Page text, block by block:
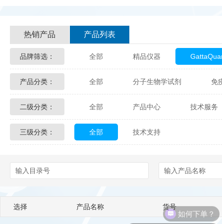
热销产品 产品列表
品牌筛选： 全部 精品仪器
Glycon Biochem Sterlitech
Echelon Biosciences Verichem
Affinity Biologicals
Berry & Associates Zedira
产品分类： 全部 分子生物学试剂 免
化学及生物化学试剂 材料学试剂
二级分类： 全部 产品中心 技术服务
配送方式 售后服务
三级分类： 全部 技术支持
选择 产品名称 货号 如何下单？